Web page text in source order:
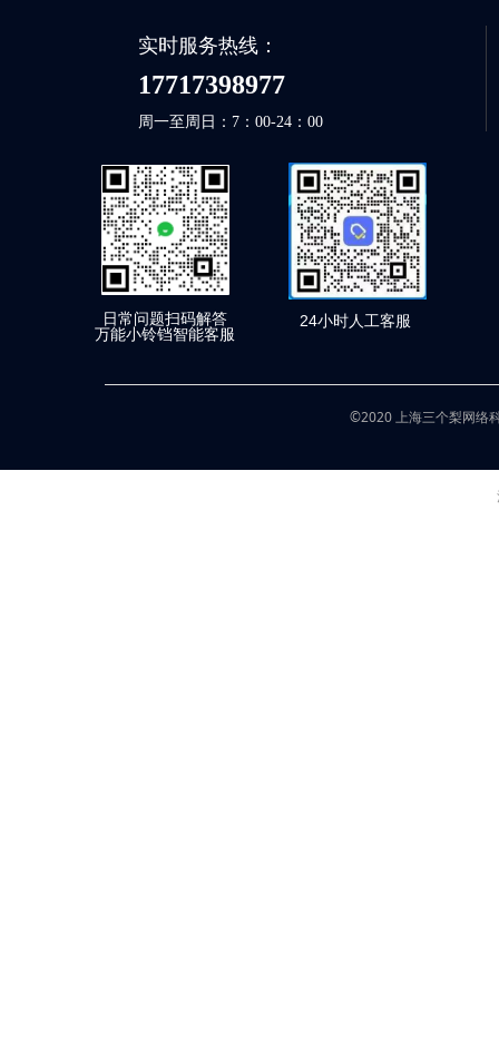
实时服务热线：
17717398977
周一至周日：7：00-24：00
©2020 上海三个梨网络
日常问题扫码解答
万能小铃铛智能客服
24小时人工客服